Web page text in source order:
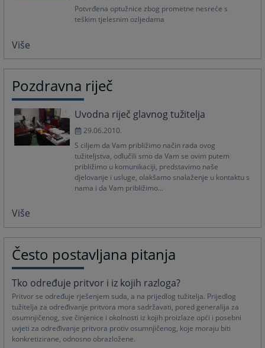
Potvrđena optužnice zbog prometne nesreće s
teškim tjelesnim ozljedama
Više
Pozdravna riječ
Uvodna riječ glavnog tužitelja
29.06.2010.
S ciljem da Vam približimo način rada ovog
tužiteljstva, odlučili smo da Vam se ovim putem
približimo u komunikaciji, predstavimo naše
djelovanje i usluge, olakšamo snalaženje u kontaktu s
nama i da Vam približimo...
Više
Često postavljana pitanja
Tko određuje pritvor i iz kojih razloga?
Pritvor se određuje rješenjem suda, a na prijedlog tužitelja. Prijedlog
tužitelja za određivanje pritvora mora sadržavati, pored generalija za
osumnjičenog, sve činjenice i okolnosti iz kojih proizlaze opći i posebni
uvjeti za određivanje pritvora protiv osumnjičenog, koje moraju biti
konkretizirane, odnosno obrazložene.